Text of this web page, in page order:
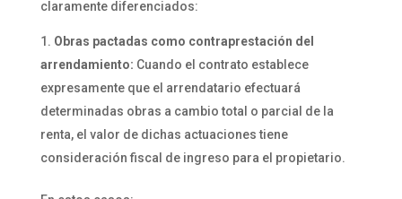
claramente diferenciados:
Obras pactadas como contraprestación del
arrendamiento: Cuando el contrato establece
expresamente que el arrendatario efectuará
determinadas obras a cambio total o parcial de la
renta, el valor de dichas actuaciones tiene
consideración fiscal de ingreso para el propietario.